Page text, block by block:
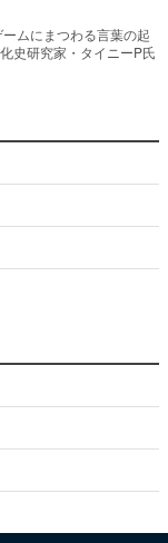
ムにまつわる言葉の起
史研究家・タイニーP氏